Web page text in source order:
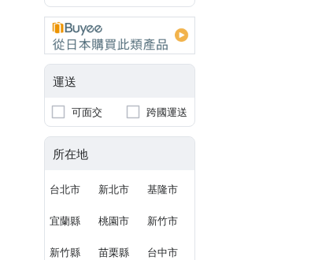
運送
可面交 跨國運送
所在地
台北市 新北市 基隆市
宜蘭縣 桃園市 新竹市
新竹縣 苗栗縣 台中市